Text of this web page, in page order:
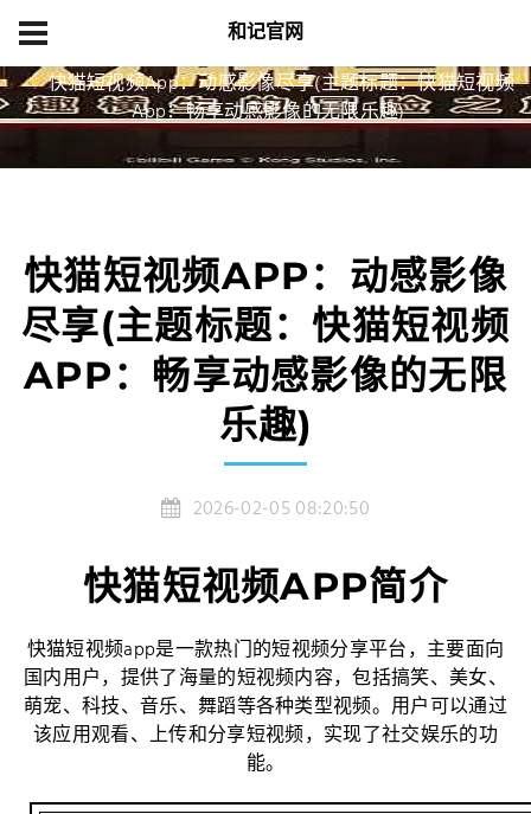
和记官网
快猫短视频App：动感影像尽享(主题标题：快猫短视频
App：畅享动感影像的无限乐趣)
快猫短视频APP：动感影像
尽享(主题标题：快猫短视频
APP：畅享动感影像的无限
乐趣)
2026-02-05 08:20:50
快猫短视频APP简介
快猫短视频app是一款热门的短视频分享平台，主要面向
国内用户，提供了海量的短视频内容，包括搞笑、美女、
萌宠、科技、音乐、舞蹈等各种类型视频。用户可以通过
该应用观看、上传和分享短视频，实现了社交娱乐的功
能。